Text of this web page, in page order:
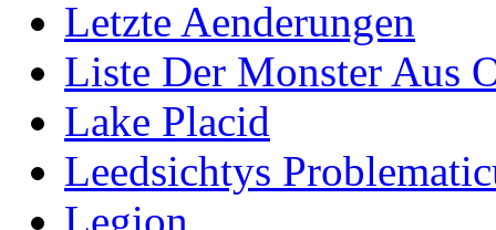
Letzte Aenderungen
Liste Der Monster Aus
Lake Placid
Leedsichtys